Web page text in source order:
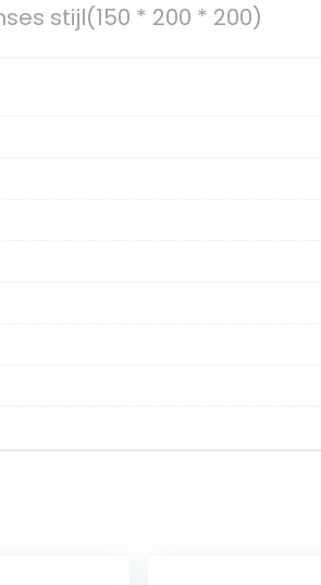
stijl(150 * 200 * 200)